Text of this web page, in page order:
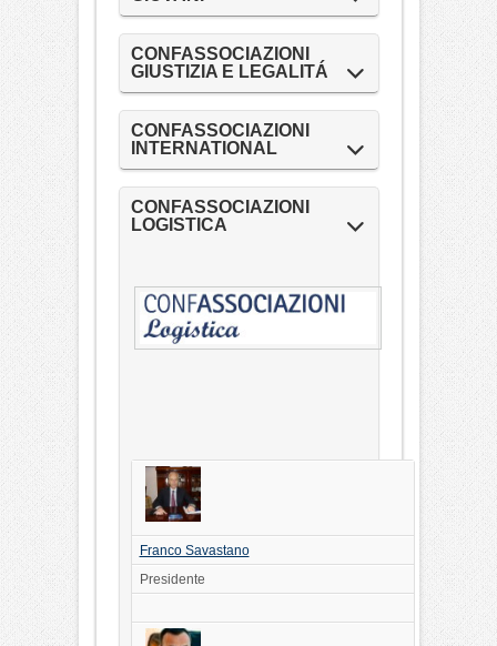
CONFASSOCIAZIONI
GIUSTIZIA E LEGALITÁ
CONFASSOCIAZIONI
INTERNATIONAL
CONFASSOCIAZIONI
LOGISTICA
Franco Savastano
Presidente